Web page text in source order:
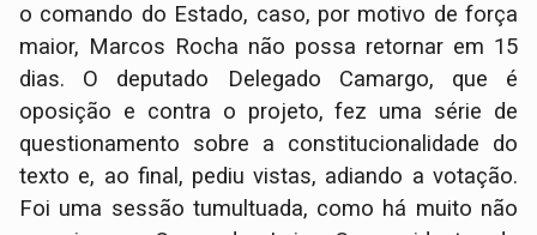
o comando do Estado, caso, por motivo de força
maior, Marcos Rocha não possa retornar em 15
dias. O deputado Delegado Camargo, que é
oposição e contra o projeto, fez uma série de
questionamento sobre a constitucionalidade do
texto e, ao final, pediu vistas, adiando a votação.
Foi uma sessão tumultuada, como há muito não